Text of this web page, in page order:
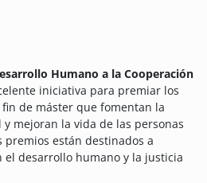
Humano a la Cooperación
iniciativa para premiar los
de máster que fomentan la
mejoran la vida de las personas
premios están destinados a
el desarrollo humano y la justicia